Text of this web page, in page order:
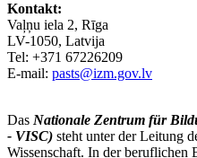
Kontakt:
Vaļņu iela 2, Rīga
LV-1050, Latvija
Tel: +371 67226209
E-mail: pasts@izm.gov.lv
Das Nationale Zentrum für
- VISC) steht unter der Leitung
Wissenschaft. In der beruflichen